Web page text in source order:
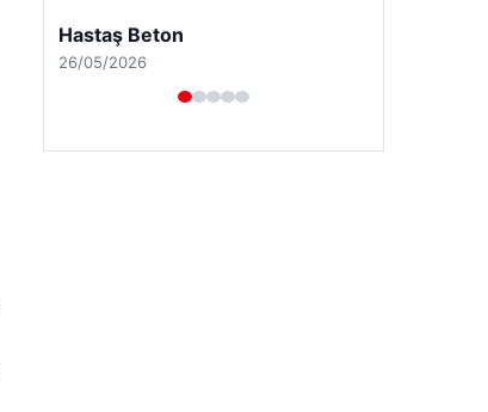
Enes Kaplan Avukatlık Bürosu
28/04/2026